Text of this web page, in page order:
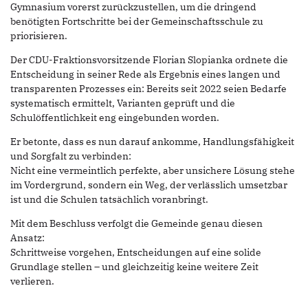
Gymnasium vorerst zurückzustellen, um die dringend
benötigten Fortschritte bei der Gemeinschaftsschule zu
priorisieren.
Der CDU-Fraktionsvorsitzende Florian Slopianka ordnete die
Entscheidung in seiner Rede als Ergebnis eines langen und
transparenten Prozesses ein: Bereits seit 2022 seien Bedarfe
systematisch ermittelt, Varianten geprüft und die
Schulöffentlichkeit eng eingebunden worden.
Er betonte, dass es nun darauf ankomme, Handlungsfähigkeit
und Sorgfalt zu verbinden:
Nicht eine vermeintlich perfekte, aber unsichere Lösung stehe
im Vordergrund, sondern ein Weg, der verlässlich umsetzbar
ist und die Schulen tatsächlich voranbringt.
Mit dem Beschluss verfolgt die Gemeinde genau diesen
Ansatz:
Schrittweise vorgehen, Entscheidungen auf eine solide
Grundlage stellen – und gleichzeitig keine weitere Zeit
verlieren.